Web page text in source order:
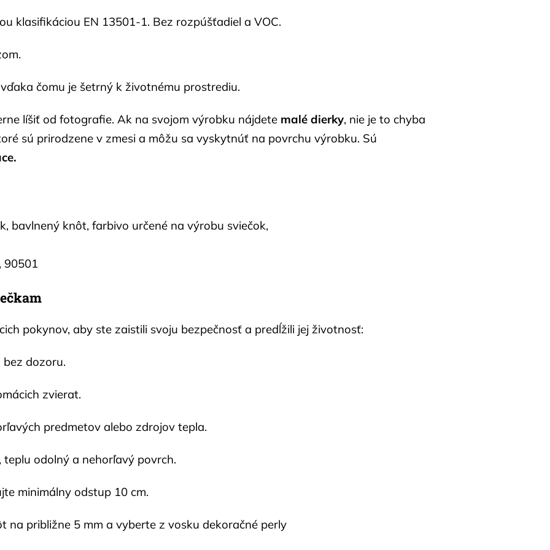
klasifikáciou EN 13501-1. Bez rozpúšťadiel a VOC.
čomu je šetrný k životnému prostrediu.
líšiť od fotografie. Ak na svojom výrobku nájdete malé dierky, nie je to chyba
sú prirodzene v zmesi a môžu sa vyskytnúť na povrchu výrobku. Sú
bavlnený knôt, farbivo určené na výrobu sviečok,
90501
pokynov, aby ste zaistili svoju bezpečnosť a predĺžili jej životnosť:
dozoru.
zvierat.
predmetov alebo zdrojov tepla.
odolný a nehorľavý povrch.
minimálny odstup 10 cm.
na približne 5 mm a vyberte z vosku dekoračné perly